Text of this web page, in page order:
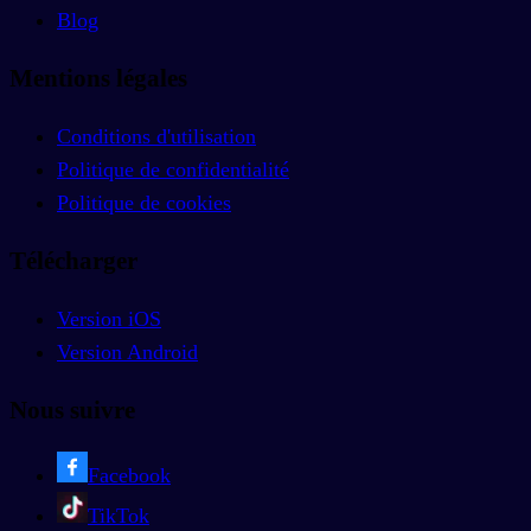
Blog
Mentions légales
Conditions d'utilisation
Politique de confidentialité
Politique de cookies
Télécharger
Version iOS
Version Android
Nous suivre
Facebook
TikTok